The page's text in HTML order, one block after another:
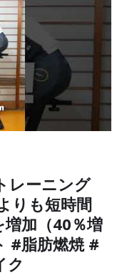
レーニング
りも短時間
増加（40％増
#脂肪燃焼 #
ク